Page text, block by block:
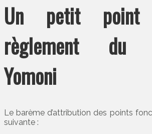
Un petit
règlement du
Yomoni
Le barème d’attribution des points
suivante :